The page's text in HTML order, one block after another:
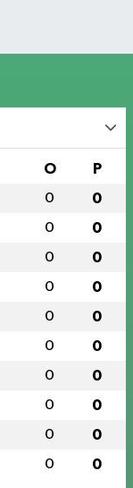
O P
0 0
0 0
0 0
0 0
0 0
0 0
0 0
0 0
0 0
0 0